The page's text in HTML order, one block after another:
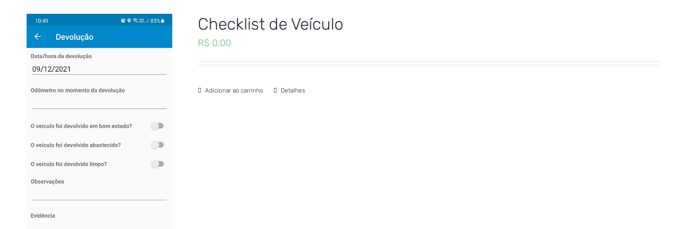
Checklist de Veículo
R$ 0,00
Adicionar ao carrinho Detalhes